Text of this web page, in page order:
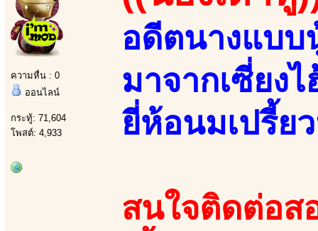
ความหื่น : 0
ออนไลน์
กระทู้: 71,604
โพสต์: 4,933
อดีตนางแบบ
มาจากเซี่ยง
ยี่ห้อนมเปรี้ย
สนใจติดต่อส